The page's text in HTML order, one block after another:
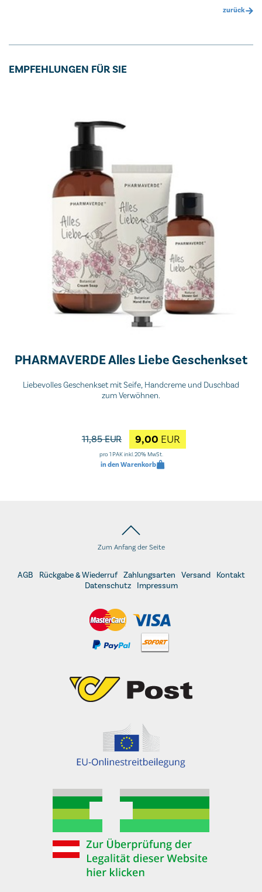
zurück
EMPFEHLUNGEN FÜR SIE
PHARMAVERDE Alles Liebe Geschenkset
Liebevolles Geschenkset mit Seife, Handcreme und Duschbad
zum Verwöhnen.
11,85 EUR 9,00 EUR
pro 1 PAK inkl. 20% MwSt.
in den Warenkorb
Zum Anfang der Seite
AGB Rückgabe & Wiederruf Zahlungsarten Versand
Kontakt
Datenschutz
Impressum